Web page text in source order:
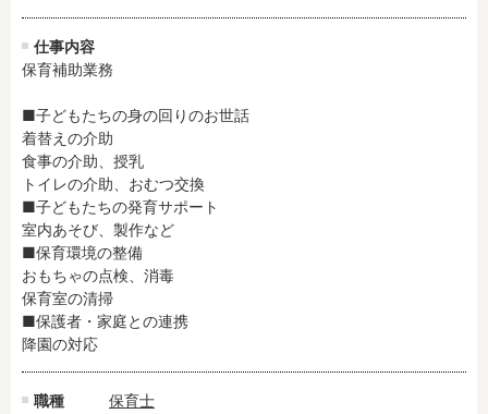
仕事内容
保育補助業務
■子どもたちの身の回りのお世話
着替えの介助
食事の介助、授乳
トイレの介助、おむつ交換
■子どもたちの発育サポート
室内あそび、製作など
■保育環境の整備
おもちゃの点検、消毒
保育室の清掃
■保護者・家庭との連携
降園の対応
職種 保育士
特徴
時間固定
残業3時間以内
13時までのお仕事
15時までのお仕事
13時以降スタート
実働5時間以内
土日祝のお仕事
時給1600円～
社会保険完備
資格不問
男性保育士
小規模保育園